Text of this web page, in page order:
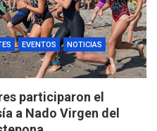
EVENTOS
NOTICIAS
participaron el
a Nado Virgen del